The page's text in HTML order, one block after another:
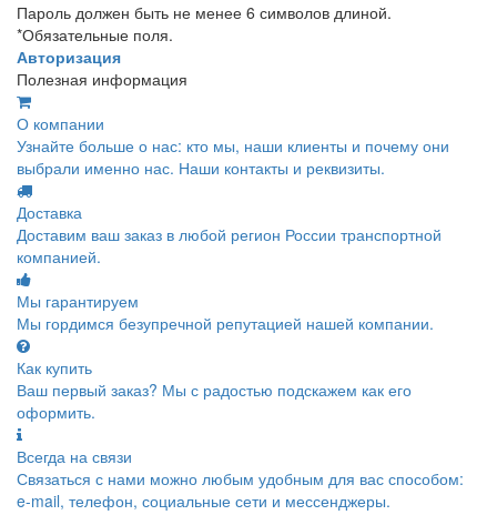
Пароль должен быть не менее 6 символов длиной.
*Обязательные поля.
Авторизация
Полезная информация
О компании
Узнайте больше о нас: кто мы, наши клиенты и почему они
выбрали именно нас. Наши контакты и реквизиты.
Доставка
Доставим ваш заказ в любой регион России транспортной
компанией.
Мы гарантируем
Мы гордимся безупречной репутацией нашей компании.
Как купить
Ваш первый заказ? Мы с радостью подскажем как его
оформить.
Всегда на связи
Связаться с нами можно любым удобным для вас способом:
e-mail, телефон, социальные сети и мессенджеры.